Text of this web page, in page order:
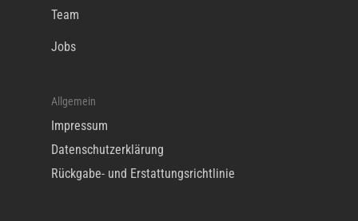
Team
Jobs
Allgemein
Impressum
Datenschutzerklärung
Rückgabe- und Erstattungsrichtlinie